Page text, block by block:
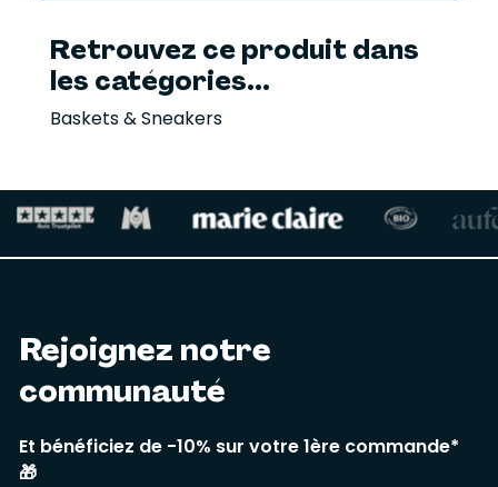
Retrouvez ce produit dans
les catégories...
Baskets & Sneakers
Rejoignez notre
communauté
Et bénéficiez de -10% sur votre 1ère commande*
🎁